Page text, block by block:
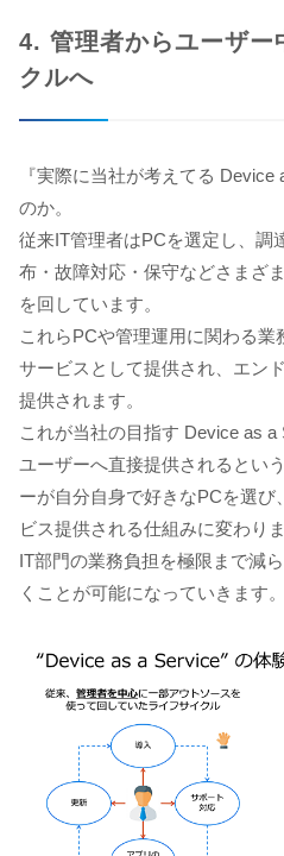
4. 管理者からユーザー
クルへ
『実際に当社が考えてる
のか。
従来IT管理者はPCを選定し、調
布・故障対応・保守などさまざ
を回しています。
これらPCや管理運用に関わる
サービスとして提供され、エン
提供されます。
これが当社の目指す Device as a
ユーザーへ直接提供されるとい
ーが自分自身で好きなPCを選び
ビス提供される仕組みに変わりま
IT部門の業務負担を極限まで減
くことが可能になっていきます。